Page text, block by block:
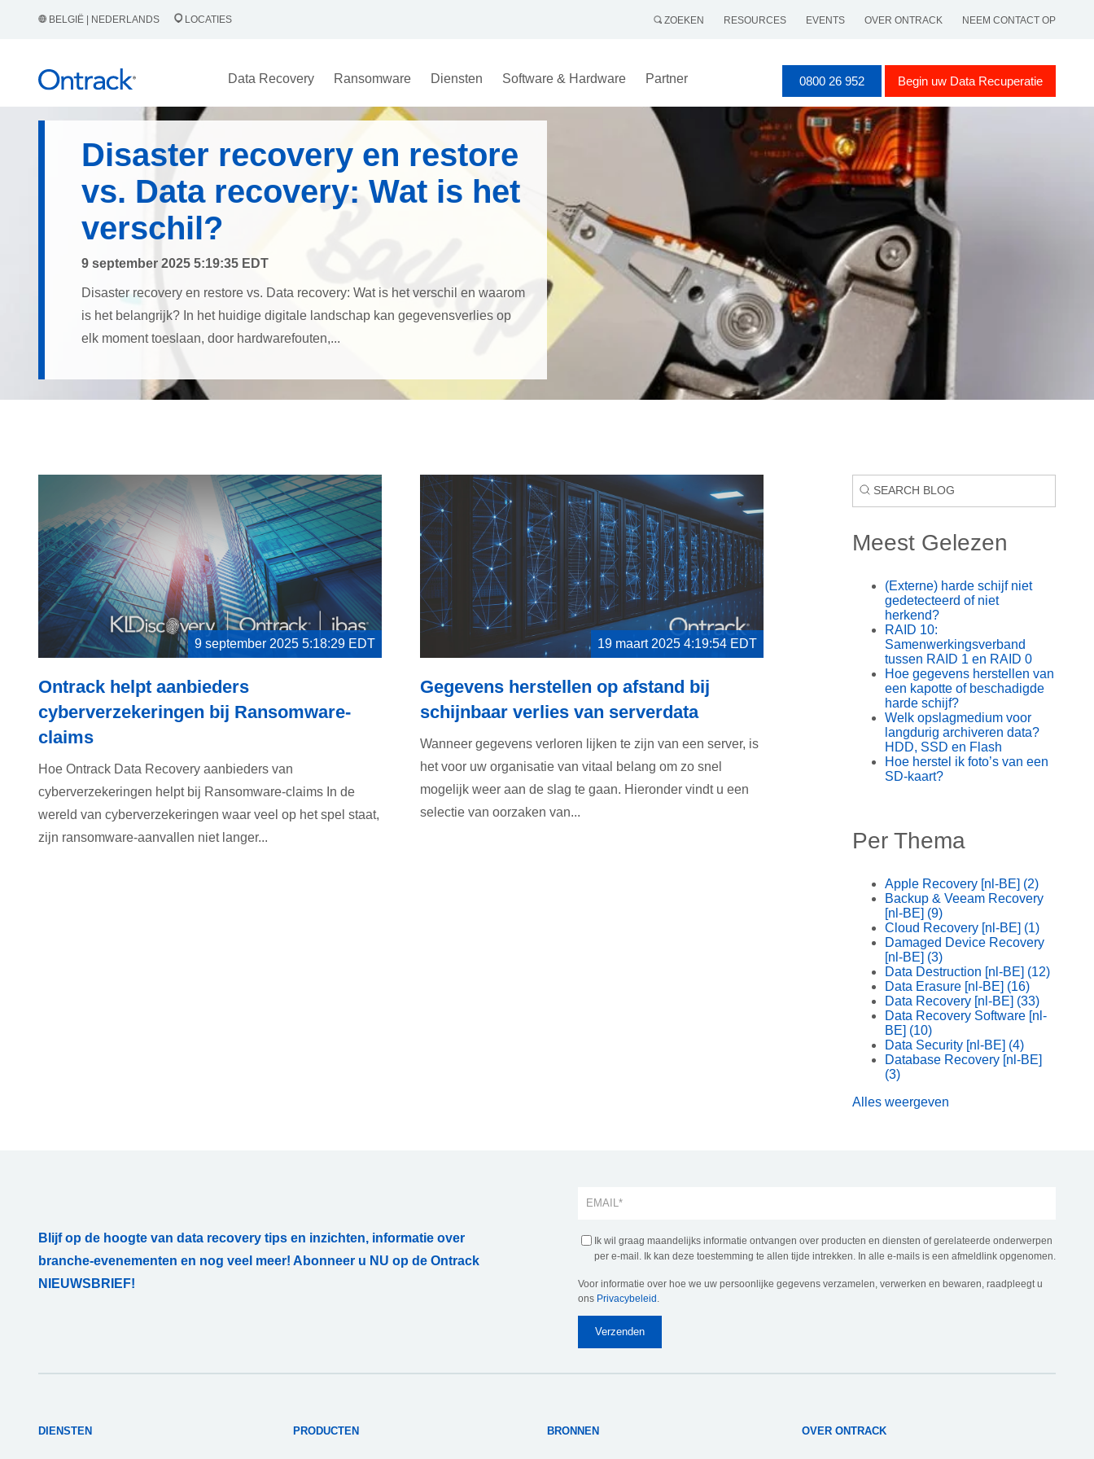
BELGIË | NEDERLANDS LOCATIES ZOEKEN RESOURCES EVENTS OVER ONTRACK NEEM CONTACT OP
Data Recovery Ransomware Diensten Software & Hardware Partner 0800 26 952 Begin uw Data Recuperatie
Disaster recovery en restore
vs. Data recovery: Wat is het
verschil?
9 september 2025 5:19:35 EDT
Disaster recovery en restore vs. Data recovery: Wat is het verschil en waarom
is het belangrijk? In het huidige digitale landschap kan gegevensverlies op
elk moment toeslaan, door hardwarefouten,...
9 september 2025 5:18:29 EDT
Ontrack helpt aanbieders
cyberverzekeringen bij Ransomware-
claims
Hoe Ontrack Data Recovery aanbieders van
cyberverzekeringen helpt bij Ransomware-claims In de
wereld van cyberverzekeringen waar veel op het spel staat,
zijn ransomware-aanvallen niet langer...
19 maart 2025 4:19:54 EDT
Gegevens herstellen op afstand bij
schijnbaar verlies van serverdata
Wanneer gegevens verloren lijken te zijn van een server, is
het voor uw organisatie van vitaal belang om zo snel
mogelijk weer aan de slag te gaan. Hieronder vindt u een
selectie van oorzaken van...
Meest Gelezen
(Externe) harde schijf niet
gedetecteerd of niet
herkend?
RAID 10:
Samenwerkingsverband
tussen RAID 1 en RAID 0
Hoe gegevens herstellen van
een kapotte of beschadigde
harde schijf?
Welk opslagmedium voor
langdurig archiveren data?
HDD, SSD en Flash
Hoe herstel ik foto’s van een
SD-kaart?
Per Thema
Apple Recovery [nl-BE] (2)
Backup & Veeam Recovery
[nl-BE] (9)
Cloud Recovery [nl-BE] (1)
Damaged Device Recovery
[nl-BE] (3)
Data Destruction [nl-BE] (12)
Data Erasure [nl-BE] (16)
Data Recovery [nl-BE] (33)
Data Recovery Software [nl-
BE] (10)
Data Security [nl-BE] (4)
Database Recovery [nl-BE]
(3)
Alles weergeven
Blijf op de hoogte van data recovery tips en inzichten, informatie over
branche-evenementen en nog veel meer! Abonneer u NU op de Ontrack
NIEUWSBRIEF!
Ik wil graag maandelijks informatie ontvangen over producten en diensten of gerelateerde onderwerpen
per e-mail. Ik kan deze toestemming te allen tijde intrekken. In alle e-mails is een afmeldlink opgenomen.
Voor informatie over hoe we uw persoonlijke gegevens verzamelen, verwerken en bewaren, raadpleegt u
ons Privacybeleid
DIENSTEN PRODUCTEN BRONNEN OVER ONTRACK